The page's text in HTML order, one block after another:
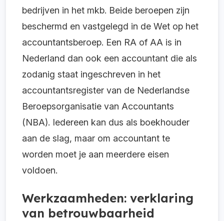
bedrijven in het mkb. Beide beroepen zijn
beschermd en vastgelegd in de Wet op het
accountantsberoep. Een RA of AA is in
Nederland dan ook een accountant die als
zodanig staat ingeschreven in het
accountantsregister van de Nederlandse
Beroepsorganisatie van Accountants
(NBA). Iedereen kan dus als boekhouder
aan de slag, maar om accountant te
worden moet je aan meerdere eisen
voldoen.
Werkzaamheden: verklaring
van betrouwbaarheid